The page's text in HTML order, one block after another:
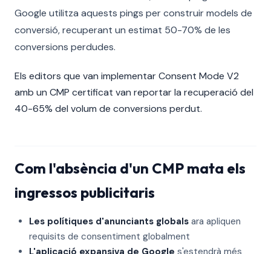
Google utilitza aquests pings per construir models de
conversió, recuperant un estimat 50-70% de les
conversions perdudes.
Els editors que van implementar Consent Mode V2
amb un CMP certificat van reportar la recuperació del
40-65% del volum de conversions perdut.
Com l'absència d'un CMP mata els
ingressos publicitaris
Les polítiques d'anunciants globals ara apliquen
requisits de consentiment globalment
L'aplicació expansiva de Google s'estendrà més